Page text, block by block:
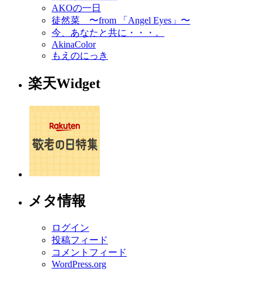
AKOの一日
徒然菜 〜from 「Angel Eyes」〜
今、あなたと共に・・・。
AkinaColor
もえのにっき
楽天Widget
メタ情報
ログイン
投稿フィード
コメントフィード
WordPress.org